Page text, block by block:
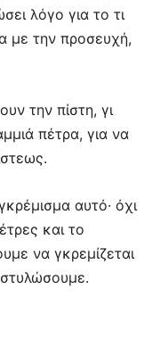
λόγο για το τι
με την προσευχή,
την πίστη, γι
πέτρα, για να
αυτό· όχι
και το
να γκρεμίζεται